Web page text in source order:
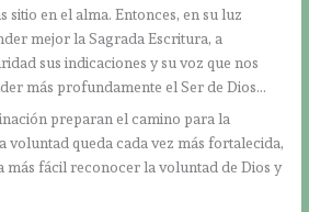
sitio en el alma. Entonces, en su luz
mejor la Sagrada Escritura, a
sus indicaciones y su voz que nos
más profundamente el Ser de Dios…
preparan el camino para la
voluntad queda cada vez más fortalecida,
más fácil reconocer la voluntad de Dios y